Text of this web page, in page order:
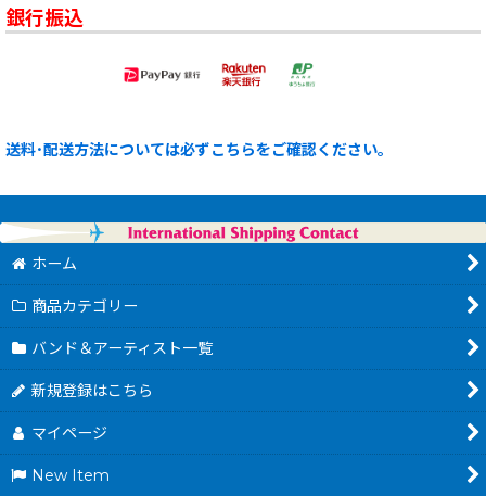
銀行振込
送料･配送方法については必ずこちらをご確認ください。
ホーム
商品カテゴリー
バンド＆アーティスト一覧
新規登録はこちら
マイページ
New Item